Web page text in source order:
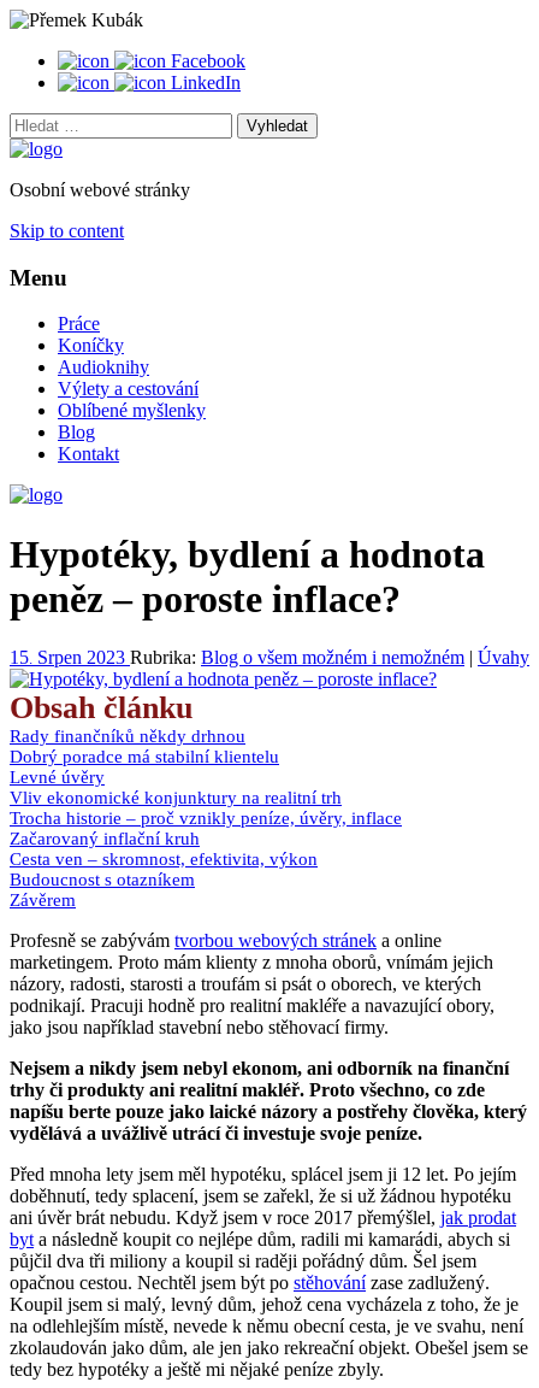
Facebook
LinkedIn
Vyhledat:
Osobní webové stránky
Skip to content
Menu
Práce
Koníčky
Audioknihy
Výlety a cestování
Oblíbené myšlenky
Blog
Kontakt
Hypotéky, bydlení a hodnota
peněz – poroste inflace?
15. Srpen 2023 Rubrika: Blog o všem možném i nemožném | Úvahy
Obsah článku
Rady finančníků někdy drhnou
Dobrý poradce má stabilní klientelu
Levné úvěry
Vliv ekonomické konjunktury na realitní trh
Trocha historie – proč vznikly peníze, úvěry, inflace
Začarovaný inflační kruh
Cesta ven – skromnost, efektivita, výkon
Budoucnost s otazníkem
Závěrem
Profesně se zabývám tvorbou webových stránek a online
marketingem. Proto mám klienty z mnoha oborů, vnímám jejich
názory, radosti, starosti a troufám si psát o oborech, ve kterých
podnikají. Pracuji hodně pro realitní makléře a navazující obory,
jako jsou například stavební nebo stěhovací firmy.
Nejsem a nikdy jsem nebyl ekonom, ani odborník na finanční
trhy či produkty ani realitní makléř. Proto všechno, co zde
napíšu berte pouze jako laické názory a postřehy člověka, který
vydělává a uvážlivě utrácí či investuje svoje peníze.
Před mnoha lety jsem měl hypotéku, splácel jsem ji 12 let. Po jejím
doběhnutí, tedy splacení, jsem se zařekl, že si už žádnou hypotéku
ani úvěr brát nebudu. Když jsem v roce 2017 přemýšlel, jak prodat
byt a následně koupit co nejlépe dům, radili mi kamarádi, abych si
půjčil dva tři miliony a koupil si raději pořádný dům. Šel jsem
opačnou cestou. Nechtěl jsem být po stěhovánízase zadlužený.
Koupil jsem si malý, levný dům, jehož cena vycházela z toho, že je
na odlehlejším místě, nevede k němu obecní cesta, je ve svahu, není
zkolaudován jako dům, ale jen jako rekreační objekt. Obešel jsem se
tedy bez hypotéky a ještě mi nějaké peníze zbyly.